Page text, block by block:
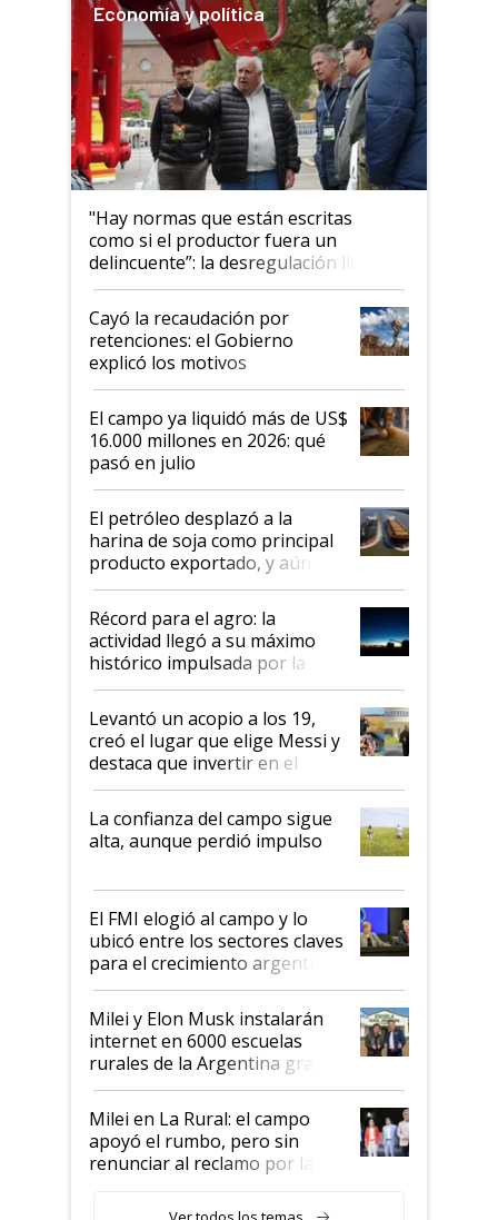
Economía y política
"Hay normas que están escritas
como si el productor fuera un
delincuente”: la desregulación llegó
al Congreso Aapresid y hasta se
habló del financiamiento al IPCVA
Cayó la recaudación por
retenciones: el Gobierno
explicó los motivos
El campo ya liquidó más de US$
16.000 millones en 2026: qué
pasó en julio
El petróleo desplazó a la
harina de soja como principal
producto exportado, y aún así
el agro aportó casi seis de cada
diez dólares y sostuvo el
liderazgo en un semestre
récord
Récord para el agro: la
actividad llegó a su máximo
histórico impulsada por la
cosecha y las exportaciones
Levantó un acopio a los 19,
creó el lugar que elige Messi y
destaca que invertir en el
kirchnerismo era como "darle
plata a un hijo para droga":
Juan Félix Rossetti, el libertario
que de una dura crisis salió
de Milei
La confianza del campo sigue
alta, aunque perdió impulso
El FMI elogió al campo y lo
ubicó entre los sectores claves
para el crecimiento argentino
Milei y Elon Musk instalarán
internet en 6000 escuelas
rurales de la Argentina gracias
a un acuerdo con Starlink
Milei en La Rural: el campo
apoyó el rumbo, pero sin
renunciar al reclamo por las